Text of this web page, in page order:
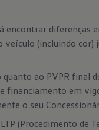
encontrar diferenças
(incluindo cor)
ao PVPR final
financiamento em
o seu
(Procedimento de